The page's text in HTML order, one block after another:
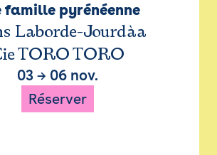
famille pyrénéenne
Laborde-Jourdàa
TORO TORO
03 → 06 nov.
Réserver